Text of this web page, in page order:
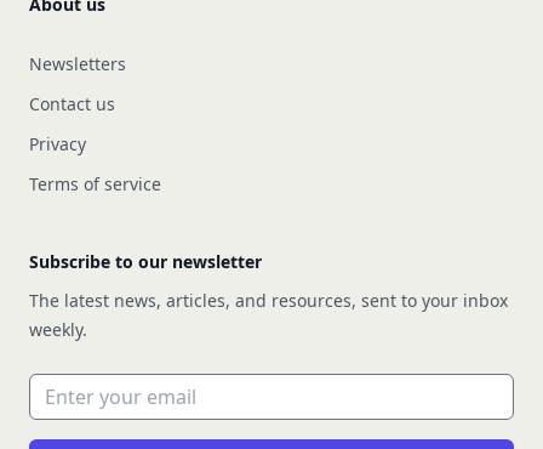
Newsletters
Contact us
Privacy
Terms of service
Subscribe to our newsletter
The latest news, articles, and resources, sent to your inbox
weekly.
Email address